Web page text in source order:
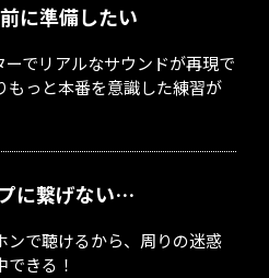
に準備したい
でリアルなサウンドが再現で
もっと本番を意識した練習が
に繋げない…
ンで聴けるから、周りの迷惑
きる！